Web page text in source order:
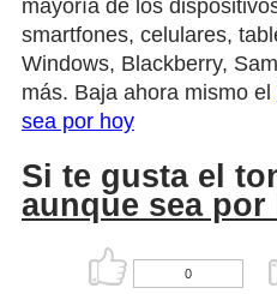
mayoría de los
smartfones, celulares,
Windows, Blackberry,
más. Baja ahora mismo el
sea por hoy
Si te gusta el
aunque sea por
0